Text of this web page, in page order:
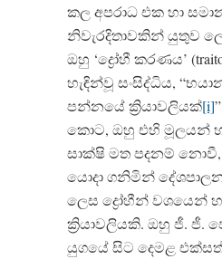
කල අපරාධ එක හා
නිවැරදිතාවකින් යුතුව
ඔහු ‘ද්‍රෝහී කරණය’
හැඳින්වූ සංසිද්ධිය,
පන්නයේ ක්‍රියාවලියක්[i]
කොට, ඔහු එහි මූලයන්
සාක්ෂි මත පදනම් නොවී,
යොදා ගනිමින්
ලෙස ද්‍රෝහීන් වශයෙන්
ක්‍රියාවලියකි. ඔහු ජී. ජී.
යුගයේ සිට දෙමළ